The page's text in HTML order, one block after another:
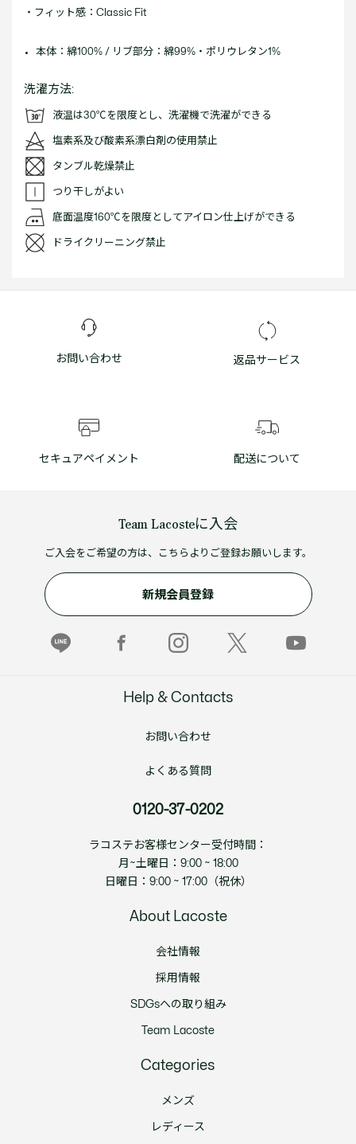
・フィット感：Classic Fit
本体：綿100% / リブ部分：綿99%・ポリウレタン1%
洗濯方法:
液温は30℃を限度とし、洗濯機で洗濯ができる
塩素系及び酸素系漂白剤の使用禁止
タンブル乾燥禁止
つり干しがよい
底面温度160℃を限度としてアイロン仕上げができる
ドライクリーニング禁止
お問い合わせ 返品サービス
セキュアペイメント 配送について
Team Lacosteに入会
ご入会をご希望の方は、こちらよりご登録お願いします。
新規会員登録
Help & Contacts
お問い合わせ
よくある質問
0120-37-0202
ラコステお客様センター受付時間：
月~土曜日：9:00 ~ 18:00
日曜日：9:00 ~ 17:00（祝休）
About Lacoste
会社情報
採用情報
SDGsへの取り組み
Team Lacoste
Categories
メンズ
レディース